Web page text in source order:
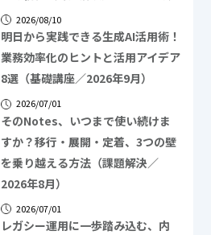
2026/08/10
明日から実践できる生成AI活用術！
業務効率化のヒントと活用アイデア
8選（基礎講座／2026年9月）
2026/07/01
そのNotes、いつまで使い続けま
すか？移行・展開・定着、3つの壁
を乗り越える方法（課題解決／
2026年8月）
2026/07/01
レガシー運用に一歩踏み込む、内